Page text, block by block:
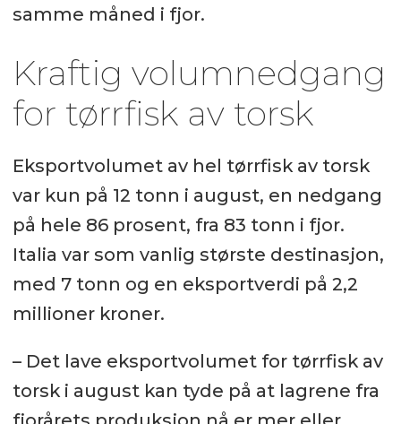
samme måned i fjor.
Kraftig volumnedgang
for tørrfisk av torsk
Eksportvolumet av hel tørrfisk av torsk
var kun på 12 tonn i august, en nedgang
på hele 86 prosent, fra 83 tonn i fjor.
Italia var som vanlig største destinasjon,
med 7 tonn og en eksportverdi på 2,2
millioner kroner.
– Det lave eksportvolumet for tørrfisk av
torsk i august kan tyde på at lagrene fra